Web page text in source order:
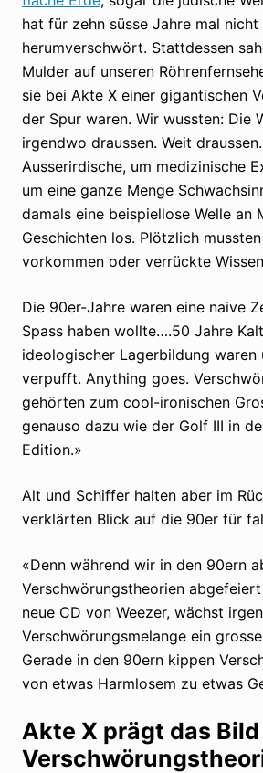
hat für zehn süsse Jahre mal nicht
herumverschwört. Stattdessen
Mulder auf unseren
sie bei Akte X einer gigantischen
der Spur waren. Wir wussten: Die
irgendwo draussen. Weit
Ausserirdische, um medizinische
um eine ganze Menge
damals eine beispiellose Welle an
Geschichten los. Plötzlich
vorkommen oder verrückte
Die 90er-Jahre waren eine naive
Spass haben wollte….50 Jahre
ideologischer Lagerbildung waren
verpufft. Anything goes.
gehörten zum cool-ironischen
genauso dazu wie der Golf III in
Edition.»
Alt und Schiffer halten aber im
verklärten Blick auf die 90er für
«Denn während wir in den 90ern
Verschwörungstheorien
neue CD von Weezer, wächst
Verschwörungsmelange ein
Gerade in den 90ern kippen
von etwas Harmlosem zu etwas
Akte X prägt das